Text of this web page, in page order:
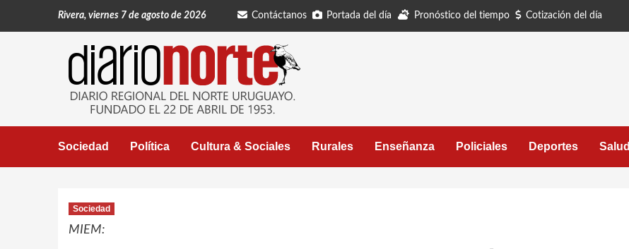
Rivera, viernes 7 de agosto de 2026 Contáctanos Portada del día Pronóstico del tiempo Cotización del día
Sociedad Política Cultura & Sociales Rurales Enseñanza Policiales Deportes Salud
Sociedad
MIEM: